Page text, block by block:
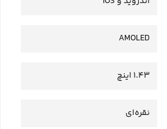
AMOLED
1.43 اینچ
نقره‌ای